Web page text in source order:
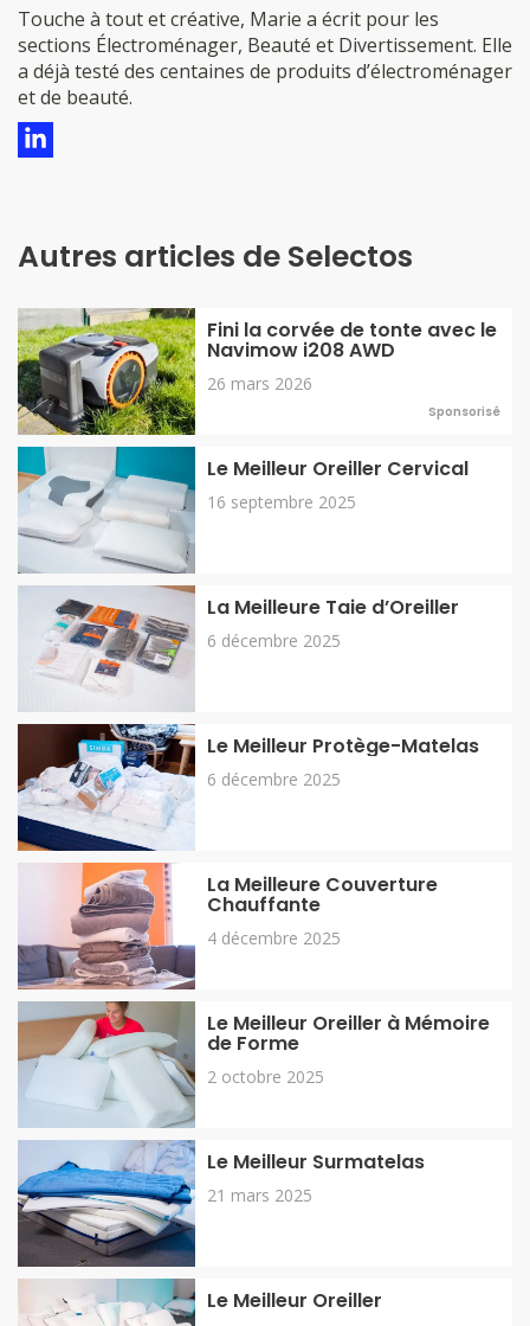
​​​​​​​​Touche à tout et créative, Marie a écrit pour les
sections Électroménager, Beauté et Divertissement. Elle
a déjà testé des centaines de produits d’électroménager
et de beauté.
Autres articles de Selectos
Sponsorisé
Fini la corvée de tonte avec le
Navimow i208 AWD
26 mars 2026
Le Meilleur Oreiller Cervical
16 septembre 2025
La Meilleure Taie d’Oreiller
6 décembre 2025
Le Meilleur Protège-Matelas
6 décembre 2025
La Meilleure Couverture
Chauffante
4 décembre 2025
Le Meilleur Oreiller à Mémoire
de Forme
2 octobre 2025
Le Meilleur Surmatelas
21 mars 2025
Le Meilleur Oreiller